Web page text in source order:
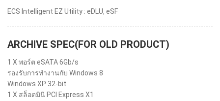
ECS Intelligent EZ Utility : eDLU, eSF
ARCHIVE SPEC(FOR OLD PRODUCT)
1 X พอร์ต eSATA 6Gb/s
รองรับการทำงานกับ Windows 8
Windows XP 32-bit
1 X สล็อตมินิ PCI Express X1